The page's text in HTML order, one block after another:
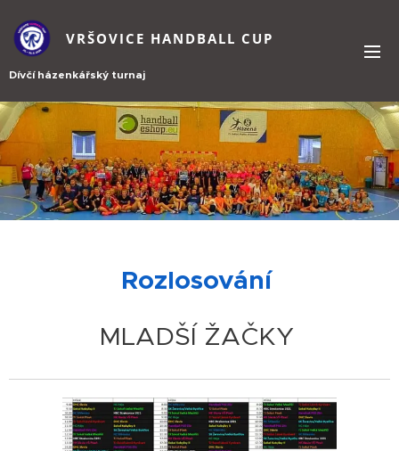
VRŠOVICE HANDBALL CUP
Dívčí házenkářský turnaj
Rozlosování
MLADŠÍ ŽAČKY